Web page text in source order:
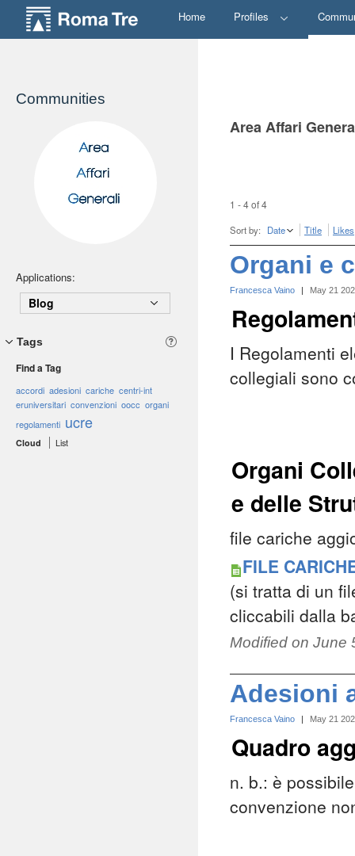
Home Profiles
Communities
Applications:
Blog
Tags
Find a Tag
accordi adesioni cariche centri-int
eruniversitari convenzioni oocc organi
regolamenti ucre
Cloud List
Area Affari
1 - 4 of 4
Sort by: Date Title Likes
Organi e
Francesca Vaino | May 21
I Regolamenti
collegiali sono
Organi
e delle
file cariche
FILE
(si tratta di un
cliccabili dalla
Modified on June
Adesioni
Francesca Vaino | May 21
Quadro
n. b.: è
convenzione